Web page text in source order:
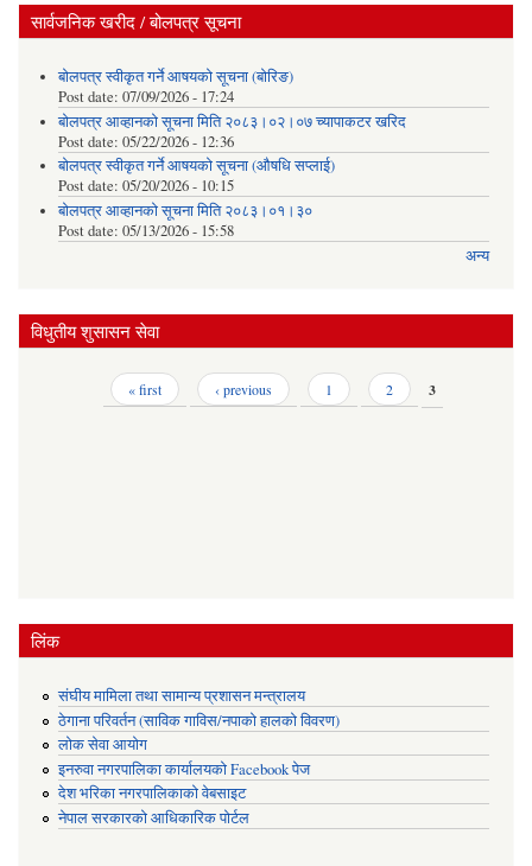
सार्वजनिक खरीद / बोलपत्र सूचना
बोलपत्र स्वीकृत गर्ने आषयको सूचना (बोरिङ)
Post date: 07/09/2026 - 17:24
बोलपत्र आव्हानको सूचना मिति २०८३।०२।०७ च्यापाकटर खरिद
Post date: 05/22/2026 - 12:36
बोलपत्र स्वीकृत गर्ने आषयको सूचना (औषधि सप्लाई)
Post date: 05/20/2026 - 10:15
बोलपत्र आव्हानको सूचना मिति २०८३।०१।३०
Post date: 05/13/2026 - 15:58
अन्य
विधुतीय शुसासन सेवा
« first ‹ previous 1 2 3
लिंक
संघीय मामिला तथा सामान्य प्रशासन मन्त्रालय
ठेगाना परिवर्तन (साविक गाविस/नपाको हालको विवरण)
लोक सेवा आयोग
इनरुवा नगरपालिका कार्यालयको Facebook पेज
देश भरिका नगरपालिकाको वेबसाइट
नेपाल सरकारको आधिकारिक पोर्टल